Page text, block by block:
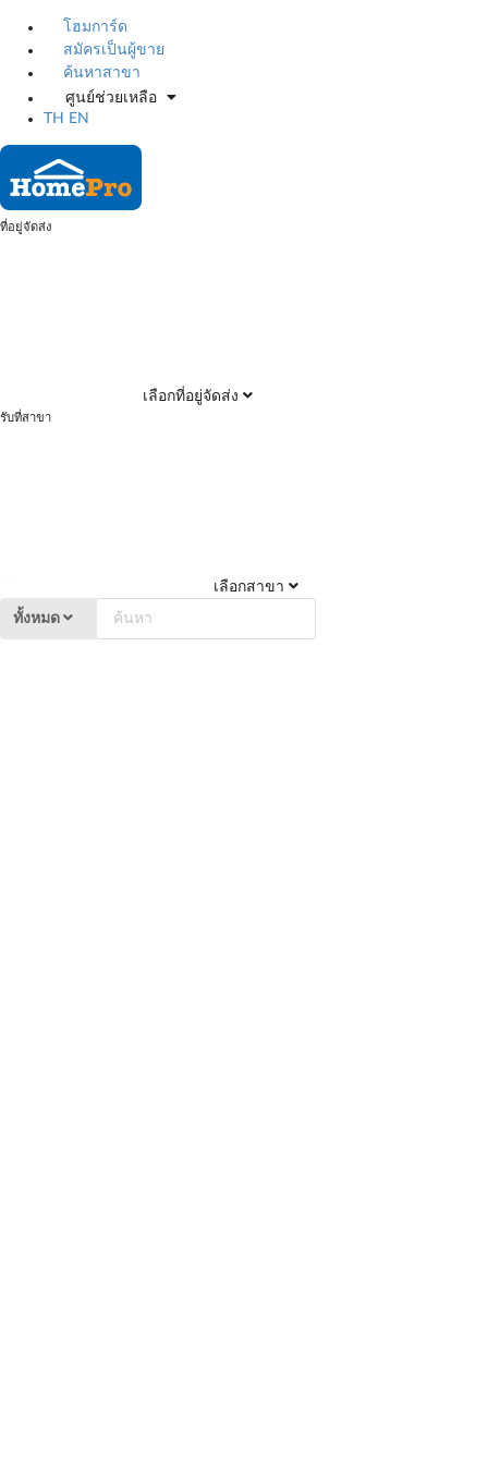
โฮมการ์ด
สมัครเป็นผู้ขาย
ค้นหาสาขา
ศูนย์ช่วยเหลือ
TH
EN
ที่อยู่จัดส่ง
เลือกที่อยู่จัดส่ง
รับที่สาขา
เลือกสาขา
ทั้งหมด